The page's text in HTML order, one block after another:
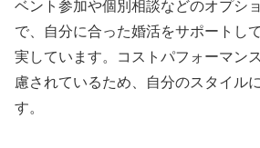
ベント参加や個別相談などのオプシ
で、自分に合った婚活をサポートし
実しています。コストパフォーマン
慮されているため、自分のスタイル
す。